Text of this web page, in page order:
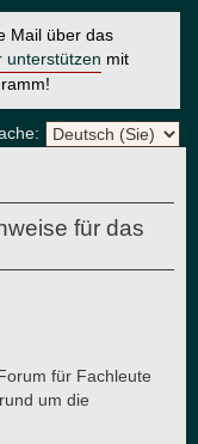
Mail über das
unterstützen mit
für das
für Fachleute
um die